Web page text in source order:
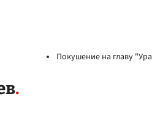
Покушение на главу